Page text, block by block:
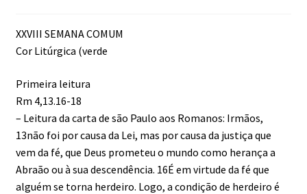
Pedidos de oração, testemunho ou música
XXVIII SEMANA COMUM
Cor Litúrgica (verde
Primeira leitura
Rm 4,13.16-18
– Leitura da carta de são Paulo aos Romanos: Irmãos,
13não foi por causa da Lei, mas por causa da justiça que
vem da fé, que Deus prometeu o mundo como herança a
Abraão ou à sua descendência. 16É em virtude da fé que
alguém se torna herdeiro. Logo, a condição de herdeiro é